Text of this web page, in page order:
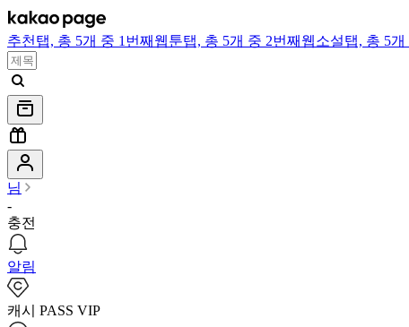
추천 탭, 총 5개 중 1번째 웹툰탭, 총 5개 중 2번째 웹소설탭, 총 5개
님
-
충전
알림
캐시 PASS VIP